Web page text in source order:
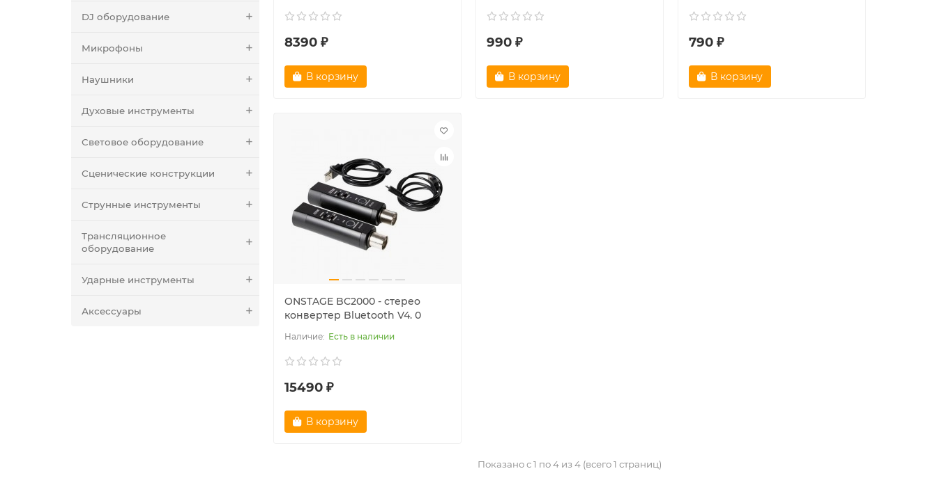
DJ оборудование
Микрофоны
Наушники
Духовые инструменты
Световое оборудование
Сценические конструкции
Струнные инструменты
Трансляционное
оборудование
Ударные инструменты
Аксессуары
8390 ₽
В корзину
990 ₽
В корзину
790 ₽
В корзину
ONSTAGE BC2000 - стерео
конвертер Bluetooth V4. 0
Есть в наличии
15490 ₽
В корзину
Показано с 1 по 4 из 4 (всего 1 страниц)